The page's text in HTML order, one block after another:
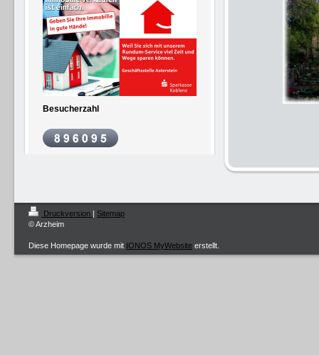
Besucherzahl
Druckversion | Sitemap
© Arzheim
Diese Homepage wurde mit IONOS MyWebsite erstellt.